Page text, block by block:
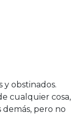
y obstinados.
cualquier cosa,
pero no